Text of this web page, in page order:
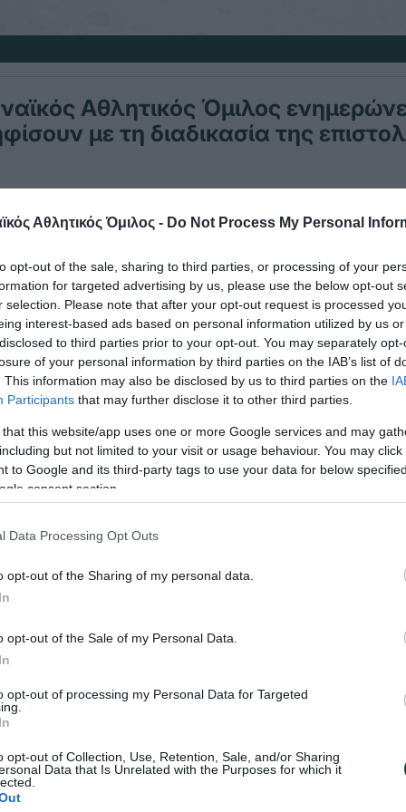
Αθλητικός Όμιλος - Do Not Process My Personal
opt-out of the sale, sharing to third parties, or processing of your
for targeted advertising by us, please use the below opt-out
selection. Please note that after your opt-out request is processed
interest-based ads based on personal information utilized by us
to third parties prior to your opt-out. You may separately
of your personal information by third parties on the IAB’s list of
This information may also be disclosed by us to third parties on the
Participants that may further disclose it to other third parties.
that this website/app uses one or more Google services and may
but not limited to your visit or usage behaviour. You may
to Google and its third-party tags to use your data for below
consent section.
Data Processing Opt Outs
opt-out of the Sharing of my personal data.
opt-out of the Sale of my Personal Data.
opt-out of processing my Personal Data for Targeted
opt-out of Collection, Use, Retention, Sale, and/or Sharing
Data that Is Unrelated with the Purposes for which it
Αθλητικός Όμιλος
με τη διαδικασία της
ψήφος πρέπει να σταλεί με συστημένη επιστολή
Αλεξάνδρας 215, Αθήνα ΤΚ 11523, email:
law.gr
ψήφος να βρίσκεται εντός κλειστού φακέλου
προκειμένου η ψήφος να είναι έγκυρη, έως το
να αποδεικνύεται και με την σφραγίδα του
ταχυδρομικής επιστολής.
με το ψηφοδέλτιο θα πρέπει να τοποθετηθεί
φακέλου (οιωνδήποτε διαστάσεων), όπου θα
(στον μεγάλο φάκελο) το ονοματεπώνυμο και
φακέλου εκτός του φακέλου με το
αστυνομική ταυτότητα, διαβατήριο,
υγείας) και β) ΑΜΚΑ προκειμένου να
ψήφου. Το AMKA δεν είναι απαραίτητο για
εξωτερικού.